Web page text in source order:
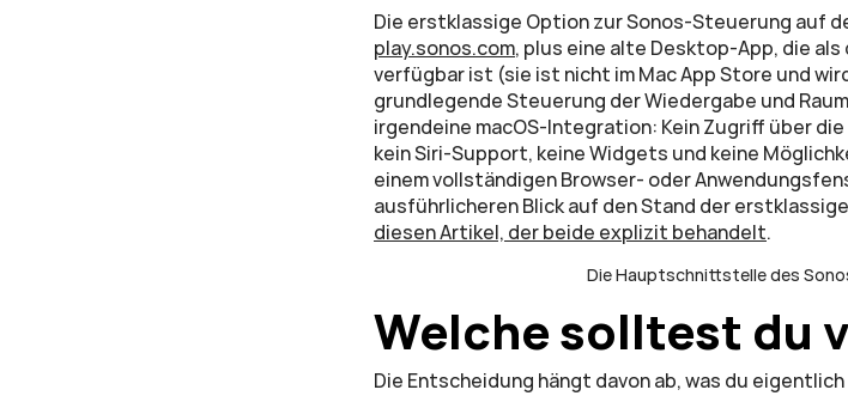
play.sonos.com, plus eine alte Desktop-App, die
verfügbar ist (sie ist nicht im Mac App Store und
grundlegende Steuerung der Wiedergabe und
irgendeine macOS-Integration: Kein Zugriff über
kein Siri-Support, keine Widgets und keine
einem vollständigen Browser- oder
diesen Artikel, der beide explizit behandelt.
Die Hauptschnittstelle des
Welche solltest du
Die Entscheidung hängt davon ab, was du